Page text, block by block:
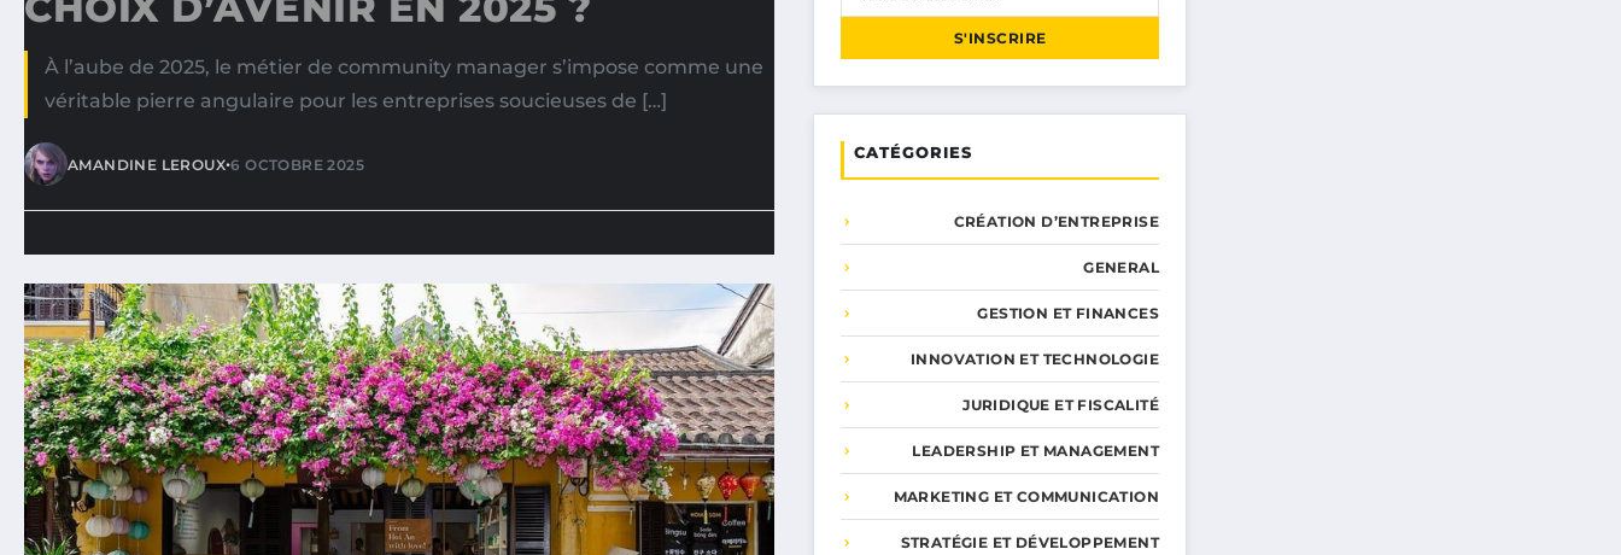
À l’aube de 2025, le métier de community manager s’impose comme une
véritable pierre angulaire pour les entreprises soucieuses de […]
AMANDINE LEROUX•6 OCTOBRE 2025
S'INSCRIRE
CATÉGORIES
CRÉATION D’ENTREPRISE
GENERAL
GESTION ET FINANCES
INNOVATION ET TECHNOLOGIE
JURIDIQUE ET FISCALITÉ
LEADERSHIP ET MANAGEMENT
MARKETING ET COMMUNICATION
STRATÉGIE ET DÉVELOPPEMENT